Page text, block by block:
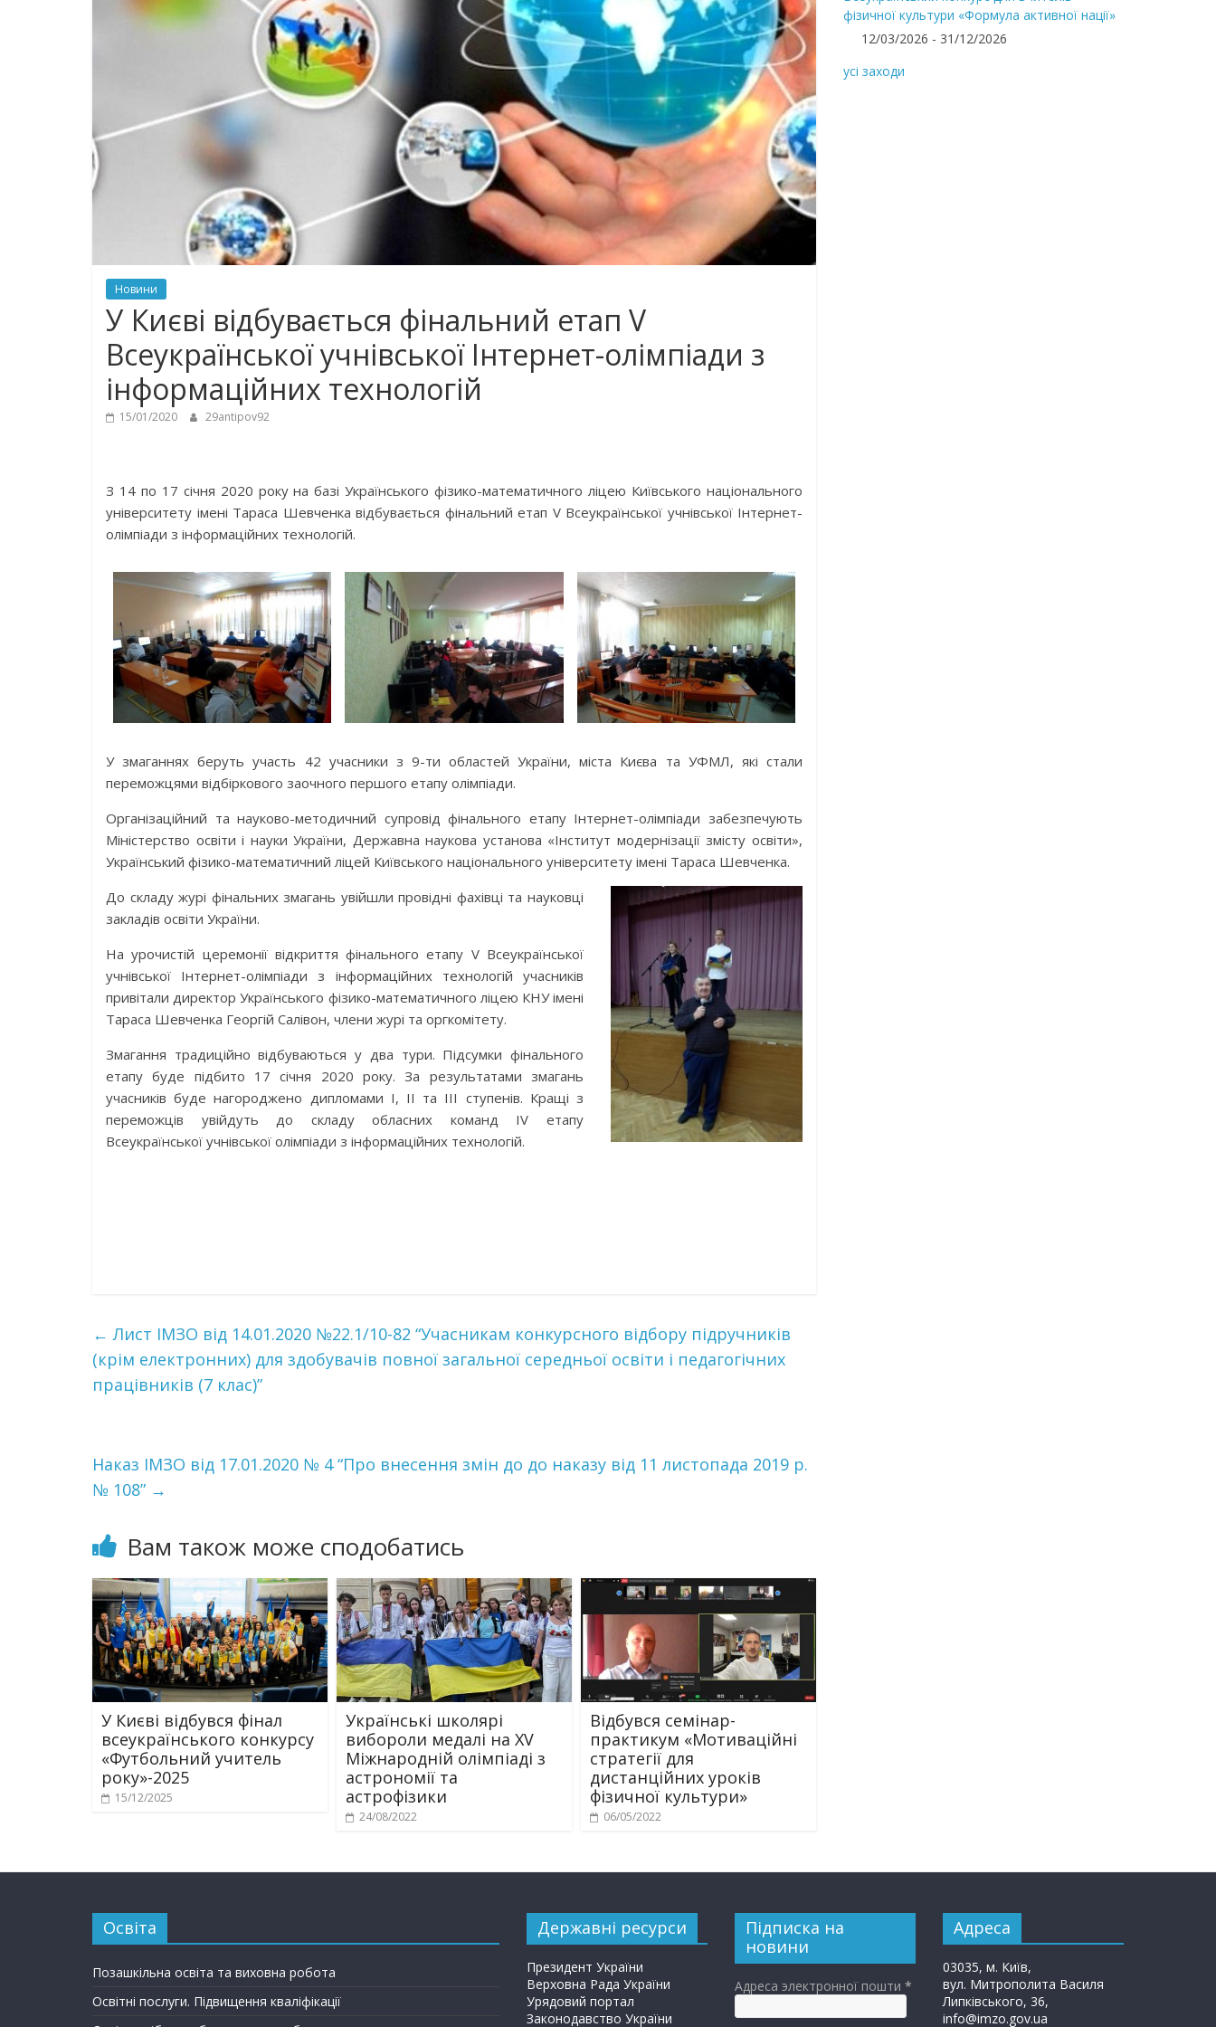
Новини
У Києві відбувається фінальний етап V
Всеукраїнської учнівської Інтернет-олімпіади з
інформаційних технологій
15/01/2020 29antipov92
З 14 по 17 січня 2020 року на базі Українського фізико-математичного ліцею Київського національного
університету імені Тараса Шевченка відбувається фінальний етап V Всеукраїнської учнівської Інтернет-
олімпіади з інформаційних технологій.
У змаганнях беруть участь 42 учасники з 9-ти областей України, міста Києва та УФМЛ, які стали
переможцями відбіркового заочного першого етапу олімпіади.
Організаційний та науково-методичний супровід фінального етапу Інтернет-олімпіади забезпечують
Міністерство освіти і науки України, Державна наукова установа «Інститут модернізації змісту освіти»,
Український фізико-математичний ліцей Київського національного університету імені Тараса Шевченка.
До складу журі фінальних змагань увійшли провідні фахівці та науковці
закладів освіти України.
На урочистій церемонії відкриття фінального етапу V Всеукраїнської
учнівської Інтернет-олімпіади з інформаційних технологій учасників
привітали директор Українського фізико-математичного ліцею КНУ імені
Тараса Шевченка Георгій Салівон, члени журі та оргкомітету.
Змагання традиційно відбуваються у два тури. Підсумки фінального
етапу буде підбито 17 січня 2020 року. За результатами змагань
учасників буде нагороджено дипломами І, ІІ та ІІІ ступенів. Кращі з
переможців увійдуть до складу обласних команд IV етапу
Всеукраїнської учнівської олімпіади з інформаційних технологій.
← Лист ІМЗО від 14.01.2020 №22.1/10-82 “Учасникам конкурсного відбору підручників
(крім електронних) для здобувачів повної загальної середньої освіти і педагогічних
працівників (7 клас)”
Наказ ІМЗО від 17.01.2020 № 4 “Про внесення змін до до наказу від 11 листопада 2019 р.
№ 108” →
Вам також може сподобатись
У Києві відбувся фінал
всеукраїнського конкурсу
«Футбольний учитель
року»-2025
15/12/2025
Українські школярі
вибороли медалі на XV
Міжнародній олімпіаді з
астрономії та
астрофізики
24/08/2022
Відбувся семінар-
практикум «Мотиваційні
стратегії для
дистанційних уроків
фізичної культури»
06/05/2022
фізичної культури «Формула активної нації»
12/03/2026 - 31/12/2026
усі заходи
Освіта
Позашкільна освіта та виховна робота
Освітні послуги. Підвищення кваліфікації
Державні ресурси
Президент України
Верховна Рада України
Урядовий портал
Законодавство України
Підписка на
новини
Адреса электронної пошти *
Адреса
03035, м. Київ,
вул. Митрополита Василя
Липківського, 36,
info@imzo.gov.ua